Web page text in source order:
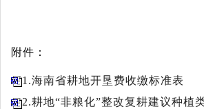
附件：
1.海南省耕地开垦费收缴标准表
2.耕地“非粮化”整改复耕建议种植